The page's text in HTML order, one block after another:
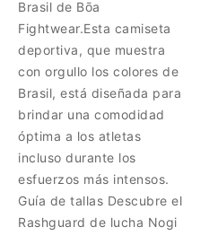
Brasil de Bōa
Fightwear.Esta camiseta
deportiva, que muestra
con orgullo los colores de
Brasil, está diseñada para
brindar una comodidad
óptima a los atletas
incluso durante los
esfuerzos más intensos.
Guía de tallas Descubre el
Rashguard de lucha Nogi